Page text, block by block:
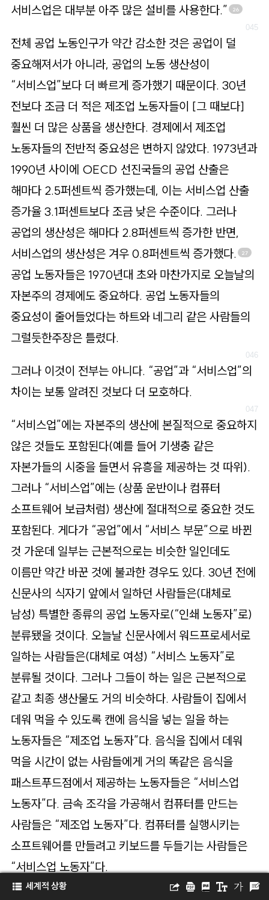
서비스업은 대부분 아주 많은 설비를 사용한다.”
26
전체 공업 노동인구가 약간 감소한 것은 공업이 덜
중요해져서가 아니라, 공업의 노동 생산성이
“서비스업”보다 더 빠르게 증가했기 때문이다. 30년
전보다 조금 더 적은 제조업 노동자들이 [그 때보다]
훨씬 더 많은 상품을 생산한다. 경제에서 제조업
노동자들의 전반적 중요성은 변하지 않았다. 1973년과
1990년 사이에 OECD 선진국들의 공업 산출은
해마다 2.5퍼센트씩 증가했는데, 이는 서비스업 산출
증가율 3.1퍼센트보다 조금 낮은 수준이다. 그러나
공업의 생산성은 해마다 2.8퍼센트씩 증가한 반면,
서비스업의 생산성은 겨우 0.8퍼센트씩 증가했다.
27
공업 노동자들은 1970년대 초와 마찬가지로 오늘날의
자본주의 경제에도 중요하다. 공업 노동자들의
중요성이 줄어들었다는 하트와 네그리 같은 사람들의
그럴듯한주장은 틀렸다.
그러나 이것이 전부는 아니다. “공업”과 “서비스업”의
차이는 보통 알려진 것보다 더 모호하다.
“서비스업”에는 자본주의 생산에 본질적으로 중요하지
않은 것들도 포함된다(예를 들어 기생충 같은
자본가들의 시중을 들면서 유흥을 제공하는 것 따위).
그러나 “서비스업”에는 (상품 운반이나 컴퓨터
소프트웨어 보급처럼) 생산에 절대적으로 중요한 것도
포함된다. 게다가 “공업”에서 “서비스 부문”으로 바뀐
것 가운데 일부는 근본적으로는 비슷한 일인데도
이름만 약간 바꾼 것에 불과한 경우도 있다. 30년 전에
신문사의 식자기 앞에서 일하던 사람들은(대체로
남성) 특별한 종류의 공업 노동자로(“인쇄 노동자”로)
분류됐을 것이다. 오늘날 신문사에서 워드프로세서로
일하는 사람들은(대체로 여성) “서비스 노동자”로
분류될 것이다. 그러나 그들이 하는 일은 근본적으로
같고 최종 생산물도 거의 비슷하다. 사람들이 집에서
데워 먹을 수 있도록 캔에 음식을 넣는 일을 하는
노동자들은 “제조업 노동자”다. 음식을 집에서 데워
먹을 시간이 없는 사람들에게 거의 똑같은 음식을
패스트푸드점에서 제공하는 노동자들은 “서비스업
노동자”다. 금속 조각을 가공해서 컴퓨터를 만드는
사람들은 “제조업 노동자”다. 컴퓨터를 실행시키는
소프트웨어를 만들려고 키보드를 두들기는 사람들은
“서비스업 노동자”다.
세계적 상황